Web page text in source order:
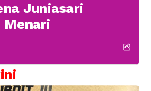
Juniasari
Menari